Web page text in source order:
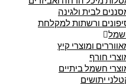
לבית ולגינה
ורשתות למקלחת
ומוצרי קיץ
חורף
חשמל ביתיים
יתושים